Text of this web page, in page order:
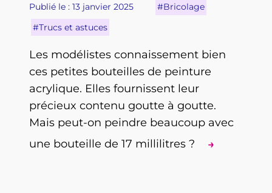
Publié le : 13 janvier 2025
#Bricolage
#Trucs et astuces
Les modélistes connaissement bien
ces petites bouteilles de peinture
acrylique. Elles fournissent leur
précieux contenu goutte à goutte.
Mais peut-on peindre beaucoup avec
une bouteille de 17 millilitres ?
→